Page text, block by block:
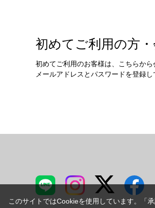
初めてご利用の方
初めてご利用のお客様は、こちらから
メールアドレスとパスワードを登録
このサイトではCookieを使用しています。「